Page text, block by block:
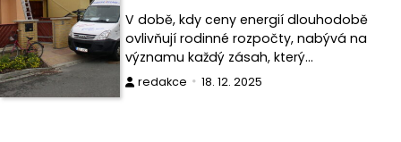
V době, kdy ceny energií dlouhodobě
ovlivňují rodinné rozpočty, nabývá na
významu každý zásah, který…
redakce 18. 12. 2025